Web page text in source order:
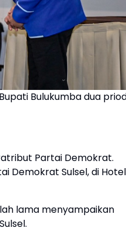
Bulukumba dua
Partai Demokrat.
Demokrat Sulsel, di Hotel
lama menyampaikan